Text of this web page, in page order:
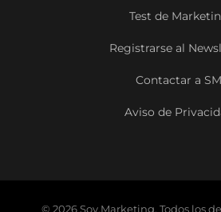
Test de
Registrarse al
Contactar a SM
Aviso de
© 2026 Soy.Marketing. Todos los